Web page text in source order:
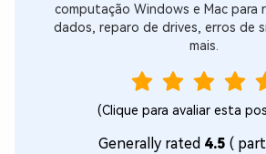
computação Windows e Mac para
dados, reparo de drives, erros de
mais.
(Clique para avaliar esta
Generally rated 4.5 (